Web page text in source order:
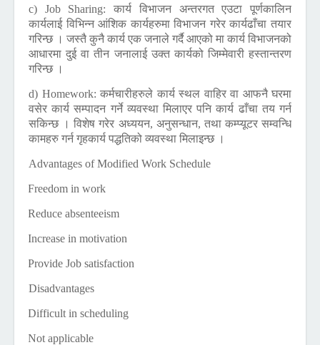
c) Job Sharing:कार्य विभाजन अन्तरगत एउटा पूर्णकालिन
कार्यलाई विभिन्न आंशिक कार्यहरुमा विभाजन गरेर कार्यढाँचा तयार
गरिन्छ । जस्तै कुनै कार्य एक जनाले गर्दै आएको मा कार्य विभाजनको
आधारमा दुई वा तीन जनालाई उक्त कार्यको जिम्मेवारी हस्तान्तरण
गरिन्छ ।
d) Homework: कर्मचारीहरुले कार्य स्थल वाहिर वा आफनै घरमा
वसेर कार्य सम्पादन गर्ने व्यवस्था मिलाएर पनि कार्य ढाँचा तय गर्न
सकिन्छ । विशेष गरेर अध्ययन, अनुसन्धान, तथा कम्प्यूटर सम्वन्धि
कामहरु गर्न गृहकार्य पद्धतिको व्यवस्था मिलाइन्छ ।
Advantages of Modified Work Schedule
Freedom in work
Reduce absenteeism
Increase in motivation
Provide Job satisfaction
Disadvantages
Difficult in scheduling
Not applicable